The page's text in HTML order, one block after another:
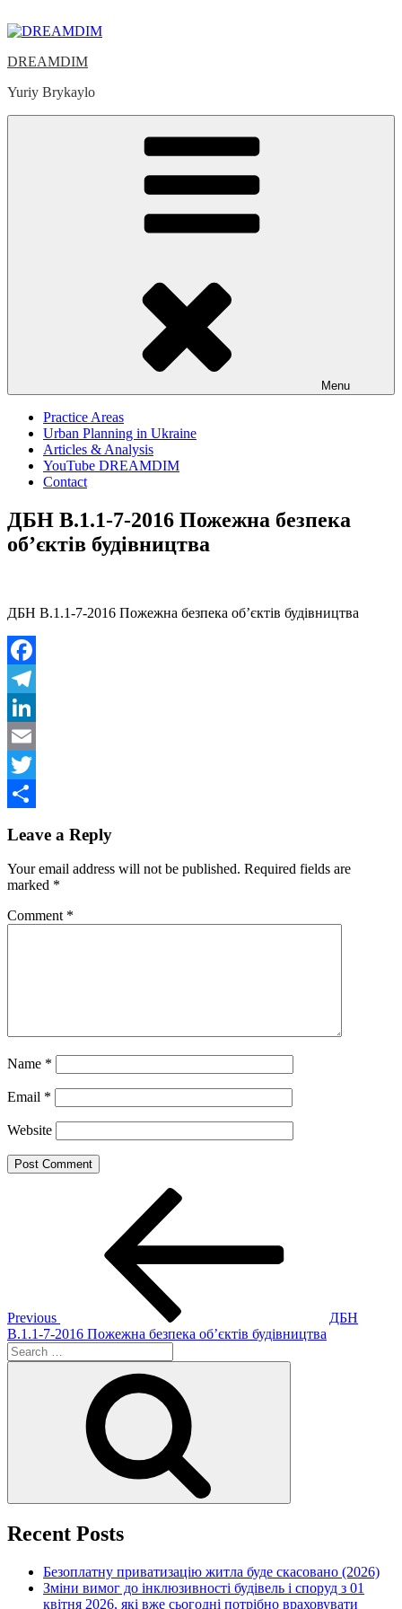
to
DREAMDIM
Yuriy Brykaylo
Menu
Practice Areas
Urban Planning in Ukraine
Articles & Analysis
YouTube DREAMDIM
Contact
ДБН В.1.1-7-2016 Пожежна безпека
об’єктів будівництва
ДБН В.1.1-7-2016 Пожежна безпека об’єктів будівництва
Facebook
Telegram
LinkedIn
Email
Twitter
Leave a Reply
Your email address will not be published. Required fields are
marked *
Comment *
Name *
Email *
Website
Previous
ДБН
В.1.1-7-2016 Пожежна безпека об’єктів будівництва
Search
for:
Recent Posts
Безоплатну приватизацію житла буде скасовано (2026)
Зміни вимог до інклюзивності будівель і споруд з 01
квітня 2026, які вже сьогодні потрібно враховувати